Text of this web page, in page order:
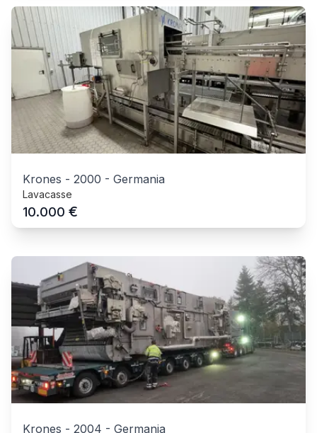
Krones - 2000 - Germania
Lavacasse
10.000 €
Krones - 2004 - Germania